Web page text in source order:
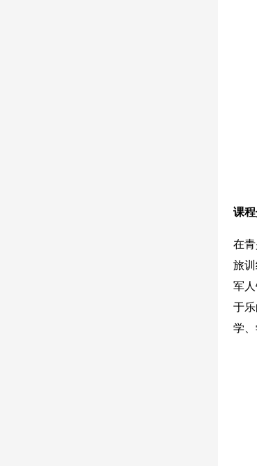
课
在
旅
军
于
学